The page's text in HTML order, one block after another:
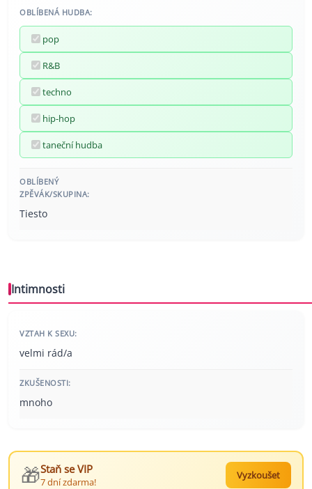
OBLÍBENÁ HUDBA:
pop
R&B
techno
hip-hop
taneční hudba
OBLÍBENÝ
ZPĚVÁK/SKUPINA:
Tiesto
Intimnosti
VZTAH K SEXU:
velmi rád/a
ZKUŠENOSTI:
mnoho
🎁Staň se VIP
7 dní zdarma!
Vyzkoušet